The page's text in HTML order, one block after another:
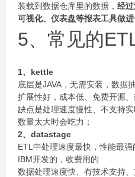
装载到数据仓库里的数据， 经
可视化、仪表盘等报表工具做
5、常见的
1、kettle
底层是JAVA，无需安装，数据
扩展性好，成本低、免费开源
缺点是处理速度慢性、不支持
数量太大时会吃力；
2、datastage
ETL中处理速度最快，性能最强
IBM开发的，收费用的
数据处理速度快、有技术支持